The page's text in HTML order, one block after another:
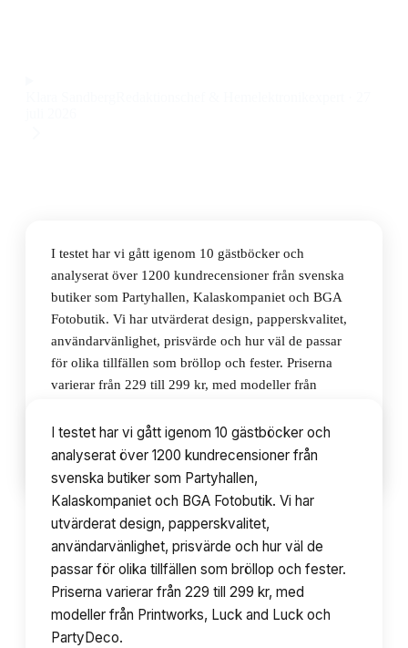
I testet har vi gått igenom 10 gästböcker och
analyserat över 1200 kundrecensioner från svenska
butiker som Partyhallen, Kalaskompaniet och BGA
Fotobutik. Vi har utvärderat design, papperskvalitet,
användarvänlighet, prisvärde och hur väl de passar
för olika tillfällen som bröllop och fester. Priserna
varierar från 229 till 299 kr, med modeller från
Innehållsförteckning 10avsnitt
I testet har vi gått igenom 10 gästböcker och
analyserat över 1200 kundrecensioner från
svenska butiker som Partyhallen,
Kalaskompaniet och BGA Fotobutik. Vi har
utvärderat design, papperskvalitet,
användarvänlighet, prisvärde och hur väl de
passar för olika tillfällen som bröllop och fester.
Priserna varierar från 229 till 299 kr, med
modeller från Printworks, Luck and Luck och
PartyDeco.